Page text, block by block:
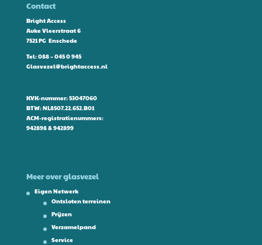
Contact
Bright Access
Auke Vleerstraat 6
7521 PG Enschede
Tel:088 – 045 0 945
Glasvezel@brightaccess.nl
KVK-nummer: 53047060
BTW: NL8507.22.652.B01
ACM-registratienummers:
942898 & 942899
Meer over glasvezel
Eigen Netwerk
Ontsloten terreinen
Prijzen
Verzamelpand
Service